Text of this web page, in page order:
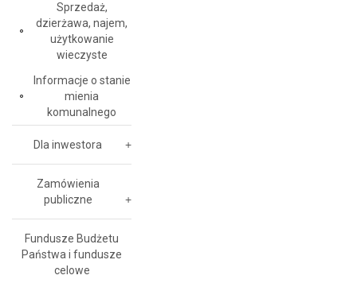
Sprzedaż,
dzierżawa, najem,
użytkowanie
wieczyste
Informacje o stanie
mienia
komunalnego
Dla inwestora
Zamówienia
publiczne
Fundusze Budżetu
Państwa i fundusze
celowe